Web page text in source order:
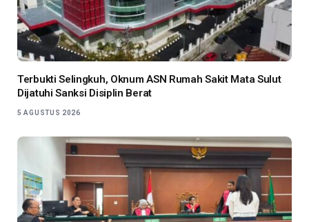
Terbukti Selingkuh, Oknum ASN Rumah Sakit Mata Sulut
Dijatuhi Sanksi Disiplin Berat
5 AGUSTUS 2026